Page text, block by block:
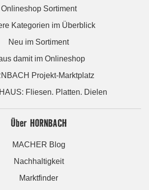
Onlineshop Sortiment
Kategorien im Überblick
Neu im Sortiment
damit im Onlineshop
Projekt-Marktplatz
Fliesen. Platten. Dielen
Über HORNBACH
MACHER Blog
Nachhaltigkeit
Marktfinder